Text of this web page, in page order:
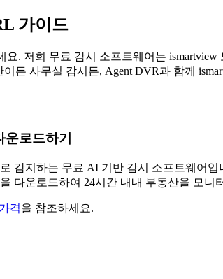
가이드
요. 저희 무료 감시 소프트웨어는
든 사무실 감시든, Agent DVR과 함께
로드하기
감지하는 무료 AI 기반 감시 소프트웨어
다운로드하여 24시간 내내 부동산을 모니
가격을 참조하세요.